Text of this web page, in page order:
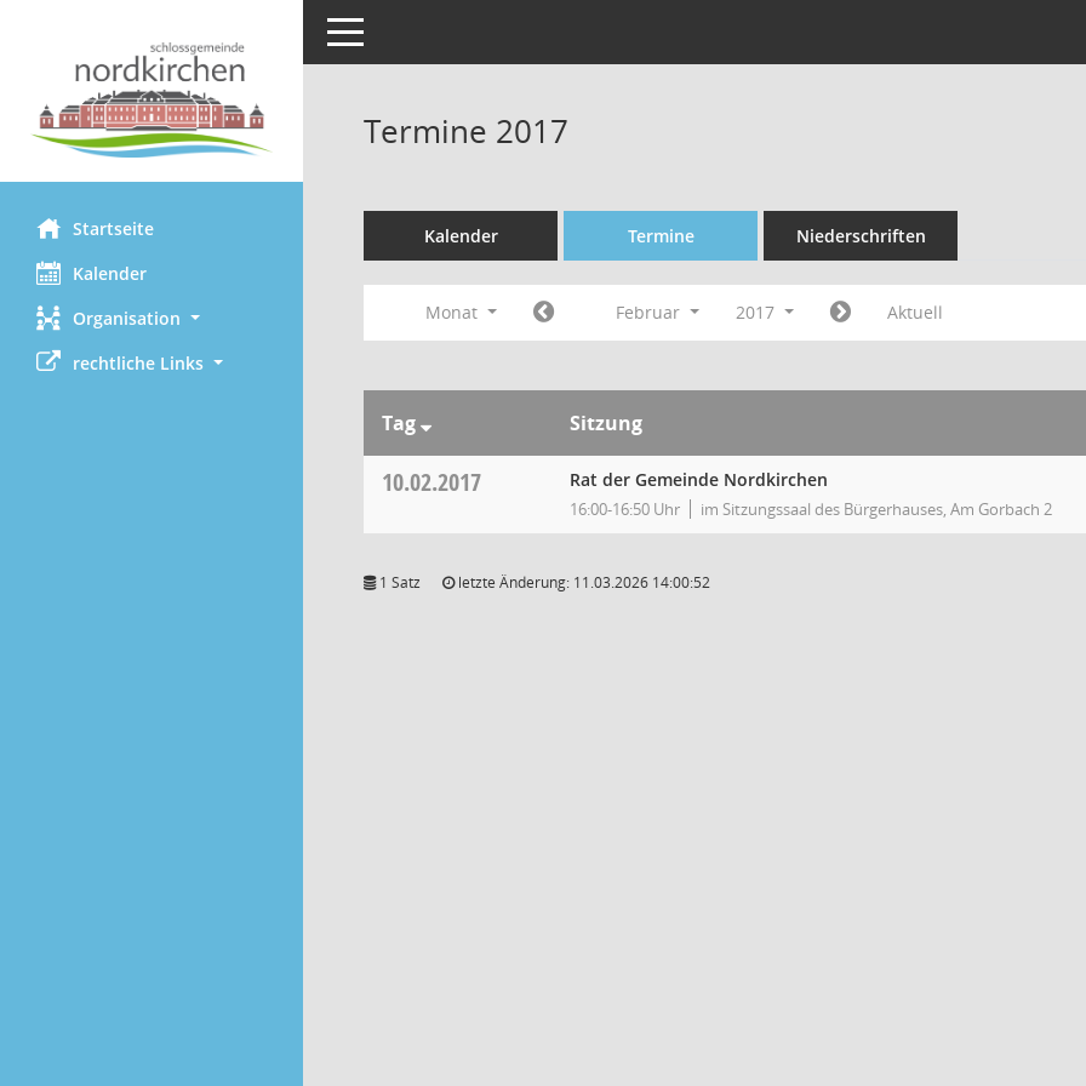
Startseite
Kalender
Organisation
rechtliche Links
Toggle navigation
Termine 2017
Kalender Termine Niederschriften
Monat Februar 2017 Aktuell
Tag Sitzung
10.02.2017 Rat der Gemeinde Nordkirchen
16:00-16:50 Uhr im Sitzungssaal des Bürgerhauses, Am Gorbach 2
1 Satz letzte Änderung: 11.03.2026 14:00:52